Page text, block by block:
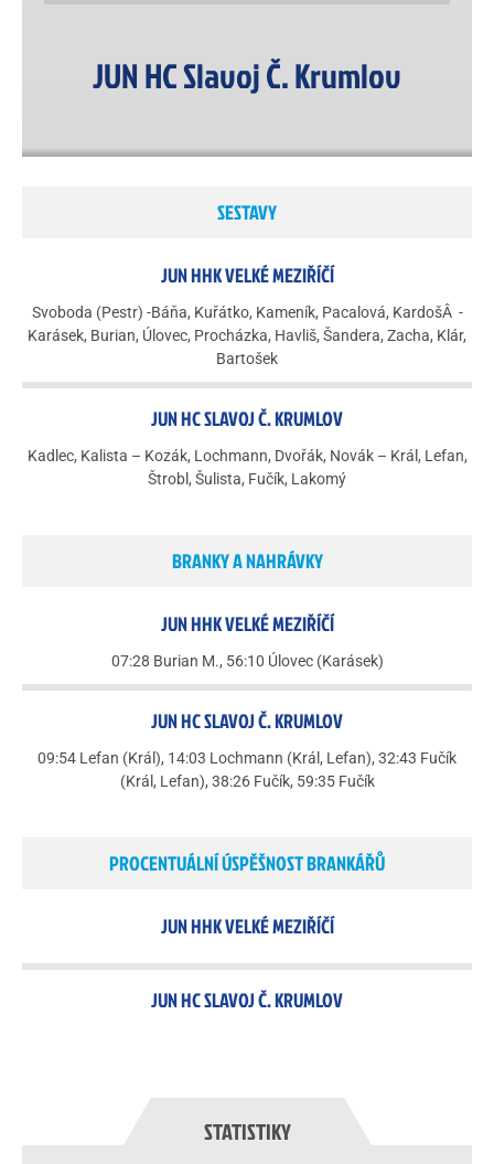
JUN HC Slavoj Č. Krumlov
SESTAVY
JUN HHK VELKÉ MEZIŘÍČÍ
Svoboda (Pestr) -Báňa, Kuřátko, Kameník, Pacalová, KardošÂ -
Karásek, Burian, Úlovec, Procházka, Havliš, Šandera, Zacha, Klár,
Bartošek
JUN HC SLAVOJ Č. KRUMLOV
Kadlec, Kalista – Kozák, Lochmann, Dvořák, Novák – Král, Lefan,
Štrobl, Šulista, Fučík, Lakomý
BRANKY A NAHRÁVKY
JUN HHK VELKÉ MEZIŘÍČÍ
07:28 Burian M., 56:10 Úlovec (Karásek)
JUN HC SLAVOJ Č. KRUMLOV
09:54 Lefan (Král), 14:03 Lochmann (Král, Lefan), 32:43 Fučík
(Král, Lefan), 38:26 Fučík, 59:35 Fučík
PROCENTUÁLNÍ ÚSPĚŠNOST BRANKÁŘŮ
JUN HHK VELKÉ MEZIŘÍČÍ
JUN HC SLAVOJ Č. KRUMLOV
STATISTIKY